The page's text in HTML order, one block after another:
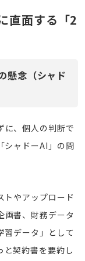
直面する「2
懸念（シャド
に、個人の判断で
シャドーAI」の問
トやアップロード
画書、財務データ
習データ」として
契約書を要約し